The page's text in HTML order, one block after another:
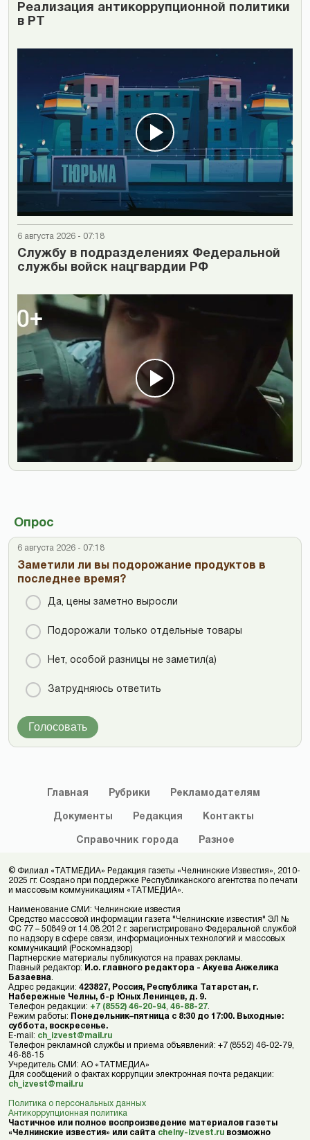
Реализация антикоррупционной политики
в РТ
6 августа 2026 - 07:18
Cлужбу в подразделениях Федеральной
службы войск нацгвардии РФ
Опрос
6 августа 2026 - 07:18
Заметили ли вы подорожание продуктов в
последнее время?
Да, цены заметно выросли
Подорожали только отдельные товары
Нет, особой разницы не заметил(а)
Затрудняюсь ответить
Голосовать
Главная Рубрики Рекламодателям
Документы Редакция Контакты
Справочник города Разное
© Филиал «ТАТМЕДИА» Редакция газеты «Челнинские Известия», 2010-
2025 гг. Создано при поддержке Республиканского агентства по печати
и массовым коммуникациям «ТАТМЕДИА».
Наименование СМИ: Челнинские известия
Средство массовой информации газета "Челнинские известия" ЭЛ №
ФС 77 – 50849 от 14.08.2012 г. зарегистрировано Федеральной службой
по надзору в сфере связи, информационных технологий и массовых
коммуникаций (Роскомнадзор)
Партнерские материалы публикуются на правах рекламы.
Главный редактор: И.о. главного редактора - Акуева Анжелика
Базаевна
Адрес редакции: 423827, Россия, Республика Татарстан, г.
Набережные Челны, б-р Юных Ленинцев, д. 9.
Телефон редакции: +7 (8552) 46-20-94 46-88-27
Режим работы: Понедельник–пятница с 8:30 до 17:00. Выходные:
суббота, воскресенье.
E-mail: ch_izvest@mail.ru
Телефон рекламной службы и приема объявлений: +7 (8552) 46-02-79,
46-88-15
Учредитель СМИ: АО «ТАТМЕДИА»
Для сообщений о фактах коррупции электронная почта редакции:
ch_izvest@mail.ru
Политика о персональных данных
Антикоррупционная политика
Частичное или полное воспроизведение материалов газеты
«Челнинские известия» или сайта chelny-izvest.ru возможно